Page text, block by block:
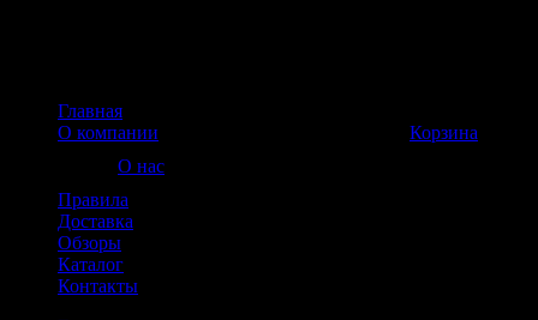
Корзина
Главная
О компании
О нас
Правила
Доставка
Обзоры
Каталог
Контакты